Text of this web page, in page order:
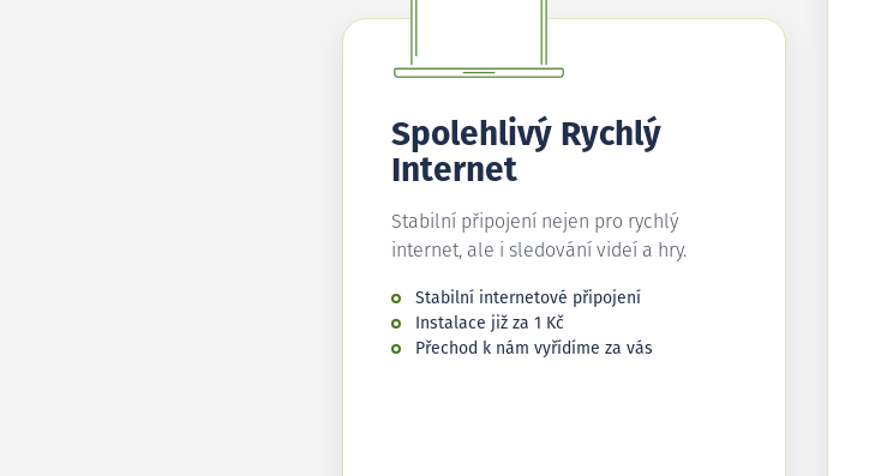
Spolehlivý Rychlý
Internet
Stabilní připojení nejen pro rychlý
internet, ale i sledování videí a hry.
Stabilní internetové připojení
Instalace již za 1 Kč
Přechod k nám vyřídíme za vás